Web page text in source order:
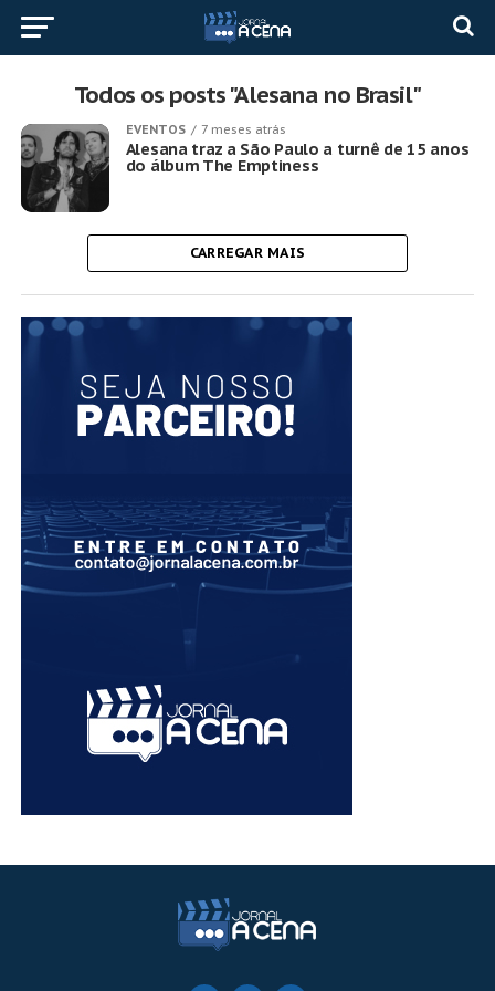
Todos os posts "Alesana no Brasil"
EVENTOS 7 meses atrás
Alesana traz a São Paulo a turnê de 15 anos
do álbum The Emptiness
CARREGAR MAIS